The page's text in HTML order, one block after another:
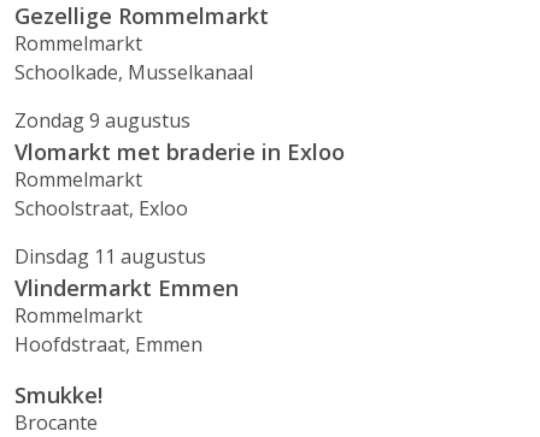
Gezellige Rommelmarkt
Rommelmarkt
Schoolkade, Musselkanaal
Zondag 9 augustus
Vlomarkt met braderie in Exloo
Rommelmarkt
Schoolstraat, Exloo
Dinsdag 11 augustus
Vlindermarkt Emmen
Rommelmarkt
Hoofdstraat, Emmen
Smukke!
Brocante